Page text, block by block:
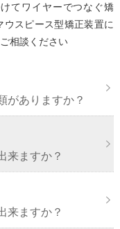
てワイヤーでつなぐ矯
スピース型矯正装置に
相談ください
がありますか？
来ますか？
来ますか？